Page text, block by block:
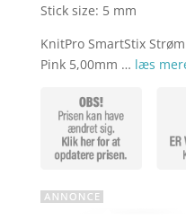
Stick size: 5 mm
KnitPro SmartStix
Pink 5,00mm … læs